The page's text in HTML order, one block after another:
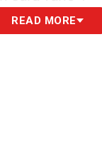
READ MORE